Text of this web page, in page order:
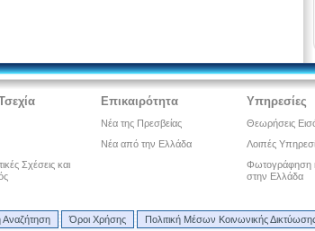
Σχέσεις και
Επικαιρότητα
Νέα της Πρεσβείας
Νέα από την Ελλάδα
Υπηρεσίες
Θεωρήσεις
Λοιπές
Φωτογράφηση
στην Ελλάδα
Αναζήτηση Όροι Χρήσης Πολιτική Μέσων Κοινωνικής